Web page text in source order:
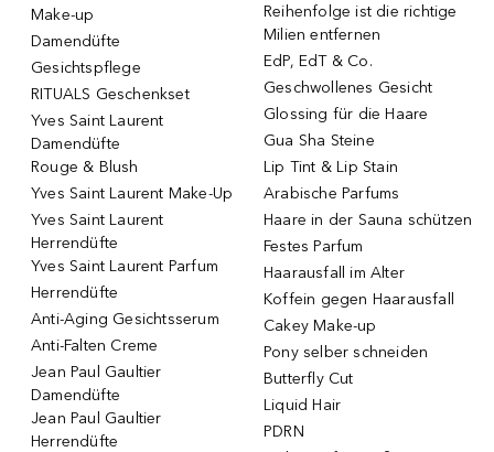
Make-up
Damendüfte
Gesichtspflege
RITUALS Geschenkset
Yves Saint Laurent
Damendüfte
Rouge & Blush
Yves Saint Laurent Make-Up
Yves Saint Laurent
Herrendüfte
Yves Saint Laurent Parfum
Herrendüfte
Anti-Aging Gesichtsserum
Anti-Falten Creme
Jean Paul Gaultier
Damendüfte
Jean Paul Gaultier
Herrendüfte
Reihenfolge ist die richtige
Milien entfernen
EdP, EdT & Co.
Geschwollenes Gesicht
Glossing für die Haare
Gua Sha Steine
Lip Tint & Lip Stain
Arabische Parfums
Haare in der Sauna schützen
Festes Parfum
Haarausfall im Alter
Koffein gegen Haarausfall
Cakey Make-up
Pony selber schneiden
Butterfly Cut
Liquid Hair
PDRN